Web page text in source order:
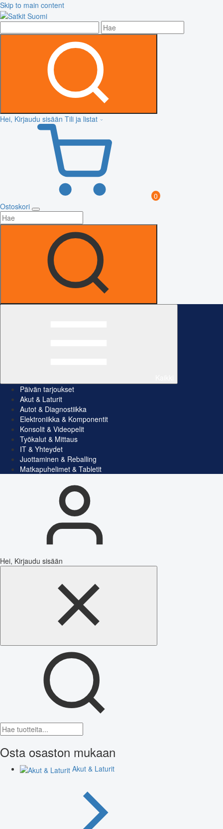
Skip to main content
Hei, Kirjaudu sisään Tili ja listat
0
Ostoskori
Päivän tarjoukset
Akut & Laturit
Autot & Diagnostiikka
Elektroniikka & Komponentit
Konsolit & Videopelit
Työkalut & Mittaus
IT & Yhteydet
Juottaminen & Reballing
Matkapuhelimet & Tabletit
Hei, Kirjaudu sisään
Osta osaston mukaan
Akut & Laturit